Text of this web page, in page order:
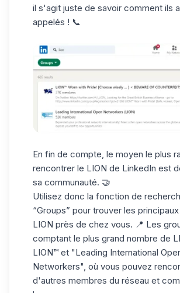
il s'agit juste de savoir comment ils
appelés ! 📞
En fin de compte, le moyen le plus
rencontrer le LION de LinkedIn est
sa communauté. 🤝
Utilisez donc la fonction de
“Groups” pour trouver les
LION près de chez vous. 📍 Les
comptant le plus grand nombre de
LION™ et "Leading International
Networkers" , où vous pouvez
d'autres membres du réseau et